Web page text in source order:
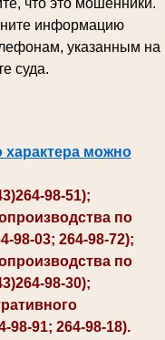
что это мошенники.
информацию
указанным на
суда.
можно
98-51);
по
98-03; 264-98-72);
по
98-30);
98-91; 264-98-18).